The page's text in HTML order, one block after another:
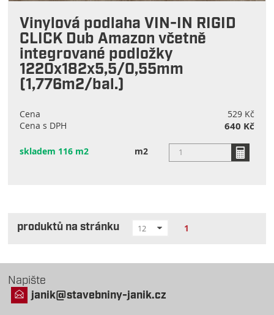
Vinylová podlaha VIN-IN RIGID
CLICK Dub Amazon včetně
integrované podložky
1220x182x5,5/0,55mm
(1,776m2/bal.)
Cena
529 Kč
Cena s DPH
640 Kč
skladem 116 m2 m2
produktů na stránku 12 1
Napište
janik@stavebniny-janik.cz